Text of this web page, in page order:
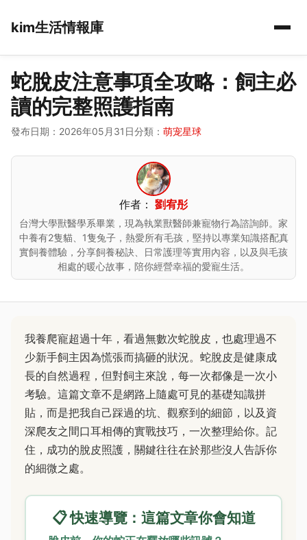
kim生活情報庫
蛇脫皮注意事項全攻略：飼主必
讀的完整照護指南
發布日期：2026年05月31日分類： 萌宠星球
作者： 劉宥彤
台灣大學獸醫學系畢業，現為執業獸醫師兼寵物行為諮詢師。家
中養有2隻貓、1隻兔子，熱愛所有毛孩，堅持以專業知識搭配真
實飼養體驗，分享飼養秘訣、日常護理等實用內容，以及與毛孩
相處的暖心故事，陪你經營幸福的愛寵生活。
我養爬寵超過十年，看過無數次蛇脫皮，也處理過不
少新手飼主因為慌張而搞砸的狀況。蛇脫皮是健康成
長的自然過程，但對飼主來說，每一次都像是一次小
考驗。這篇文章不是網路上隨處可見的基礎知識拼
貼，而是把我自己踩過的坑、觀察到的細節，以及資
深爬友之間口耳相傳的實戰技巧，一次整理給你。記
住，成功的脫皮照護，關鍵往往在於那些沒人告訴你
的細微之處。
📋 快速導覽：這篇文章你會知道